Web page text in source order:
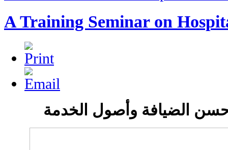
A Training Seminar on
الضيافة وأصول الخدمة